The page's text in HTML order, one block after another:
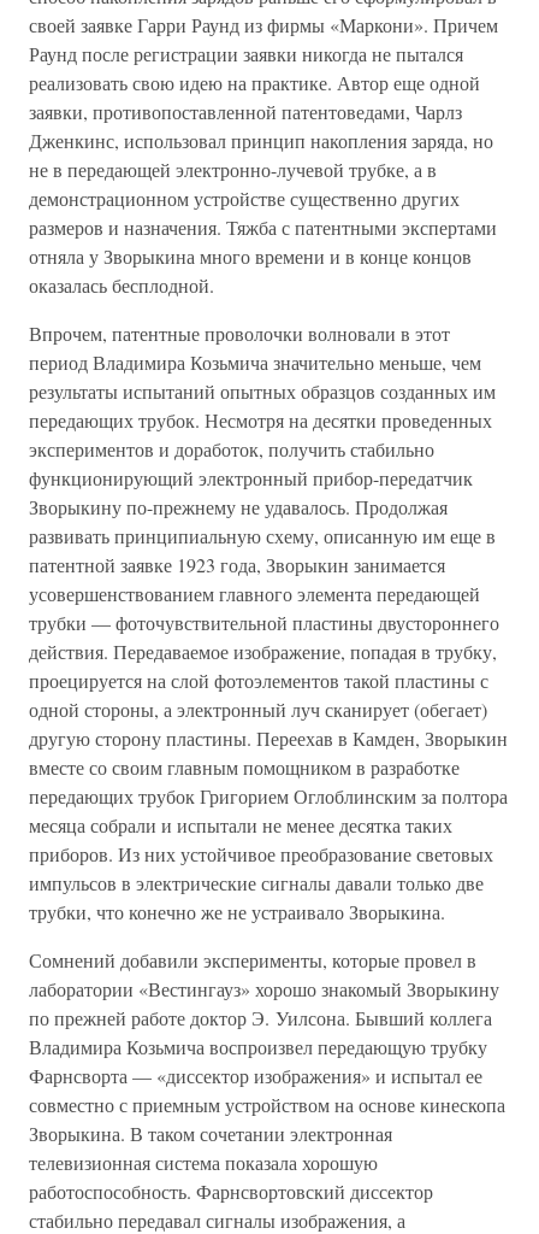
своей заявке Гарри Раунд из фирмы «Маркони». Причем
Раунд после регистрации заявки никогда не пытался
реализовать свою идею на практике. Автор еще одной
заявки, противопоставленной патентоведами, Чарлз
Дженкинс, использовал принцип накопления заряда, но
не в передающей электронно-лучевой трубке, а в
демонстрационном устройстве существенно других
размеров и назначения. Тяжба с патентными экспертами
отняла у Зворыкина много времени и в конце концов
оказалась бесплодной.
Впрочем, патентные проволочки волновали в этот
период Владимира Козьмича значительно меньше, чем
результаты испытаний опытных образцов созданных им
передающих трубок. Несмотря на десятки проведенных
экспериментов и доработок, получить стабильно
функционирующий электронный прибор-передатчик
Зворыкину по-прежнему не удавалось. Продолжая
развивать принципиальную схему, описанную им еще в
патентной заявке 1923 года, Зворыкин занимается
усовершенствованием главного элемента передающей
трубки — фоточувствительной пластины двустороннего
действия. Передаваемое изображение, попадая в трубку,
проецируется на слой фотоэлементов такой пластины с
одной стороны, а электронный луч сканирует (обегает)
другую сторону пластины. Переехав в Камден, Зворыкин
вместе со своим главным помощником в разработке
передающих трубок Григорием Оглоблинским за полтора
месяца собрали и испытали не менее десятка таких
приборов. Из них устойчивое преобразование световых
импульсов в электрические сигналы давали только две
трубки, что конечно же не устраивало Зворыкина.
Сомнений добавили эксперименты, которые провел в
лаборатории «Вестингауз» хорошо знакомый Зворыкину
по прежней работе доктор Э. Уилсона. Бывший коллега
Владимира Козьмича воспроизвел передающую трубку
Фарнсворта — «диссектор изображения» и испытал ее
совместно с приемным устройством на основе кинескопа
Зворыкина. В таком сочетании электронная
телевизионная система показала хорошую
работоспособность. Фарнсвортовский диссектор
стабильно передавал сигналы изображения, а